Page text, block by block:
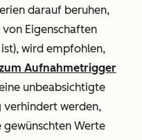
darauf beruhen,
Eigenschaften
), wird empfohlen,
Aufnahmetrigger
unbeabsichtigte
verhindert werden,
Werte